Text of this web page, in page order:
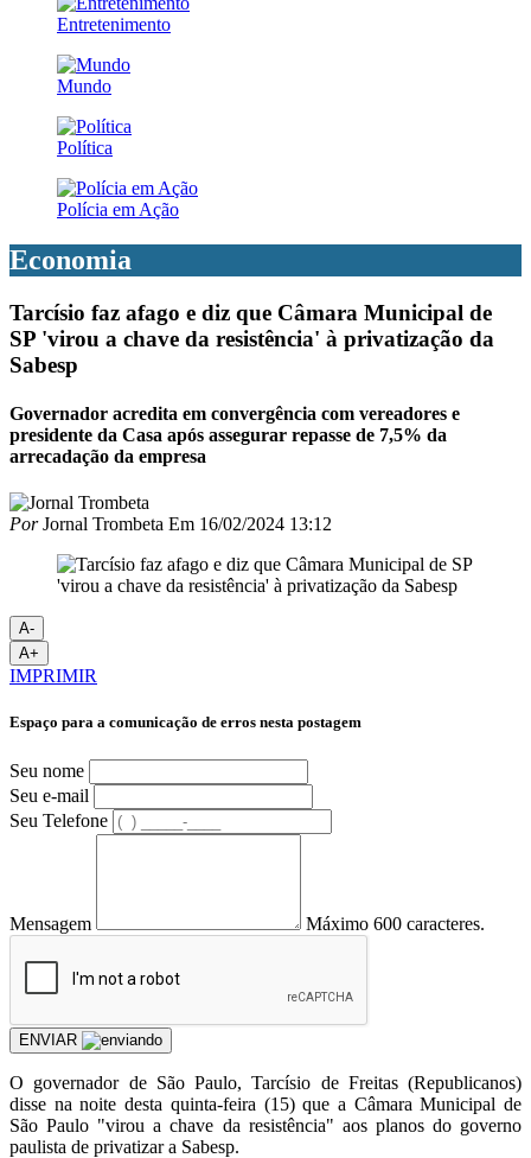
Entretenimento
Mundo
Política
Polícia em Ação
Economia
Tarcísio faz afago e diz que Câmara Municipal de
SP 'virou a chave da resistência' à privatização da
Sabesp
Governador acredita em convergência com vereadores e
presidente da Casa após assegurar repasse de 7,5% da
arrecadação da empresa
PorJornal Trombeta Em 16/02/2024 13:12
A-
A+
IMPRIMIR
Espaço para a comunicação de erros nesta postagem
Seu nome
Seu e-mail
Seu Telefone
Mensagem Máximo 600 caracteres.
ENVIAR
O governador de São Paulo, Tarcísio de Freitas (Republicanos)
disse na noite desta quinta-feira (15) que a Câmara Municipal de
São Paulo "virou a chave da resistência" aos planos do governo
paulista de privatizar a Sabesp.